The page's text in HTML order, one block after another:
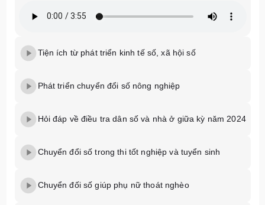
Tiện ích từ phát triển kinh tế số, xã hội số
Phát triển chuyển đổi số nông nghiệp
Hỏi đáp về điều tra dân số và nhà ở giữa kỳ năm 2024
Chuyển đổi số trong thi tốt nghiệp và tuyển sinh
Chuyển đối số giúp phụ nữ thoát nghèo